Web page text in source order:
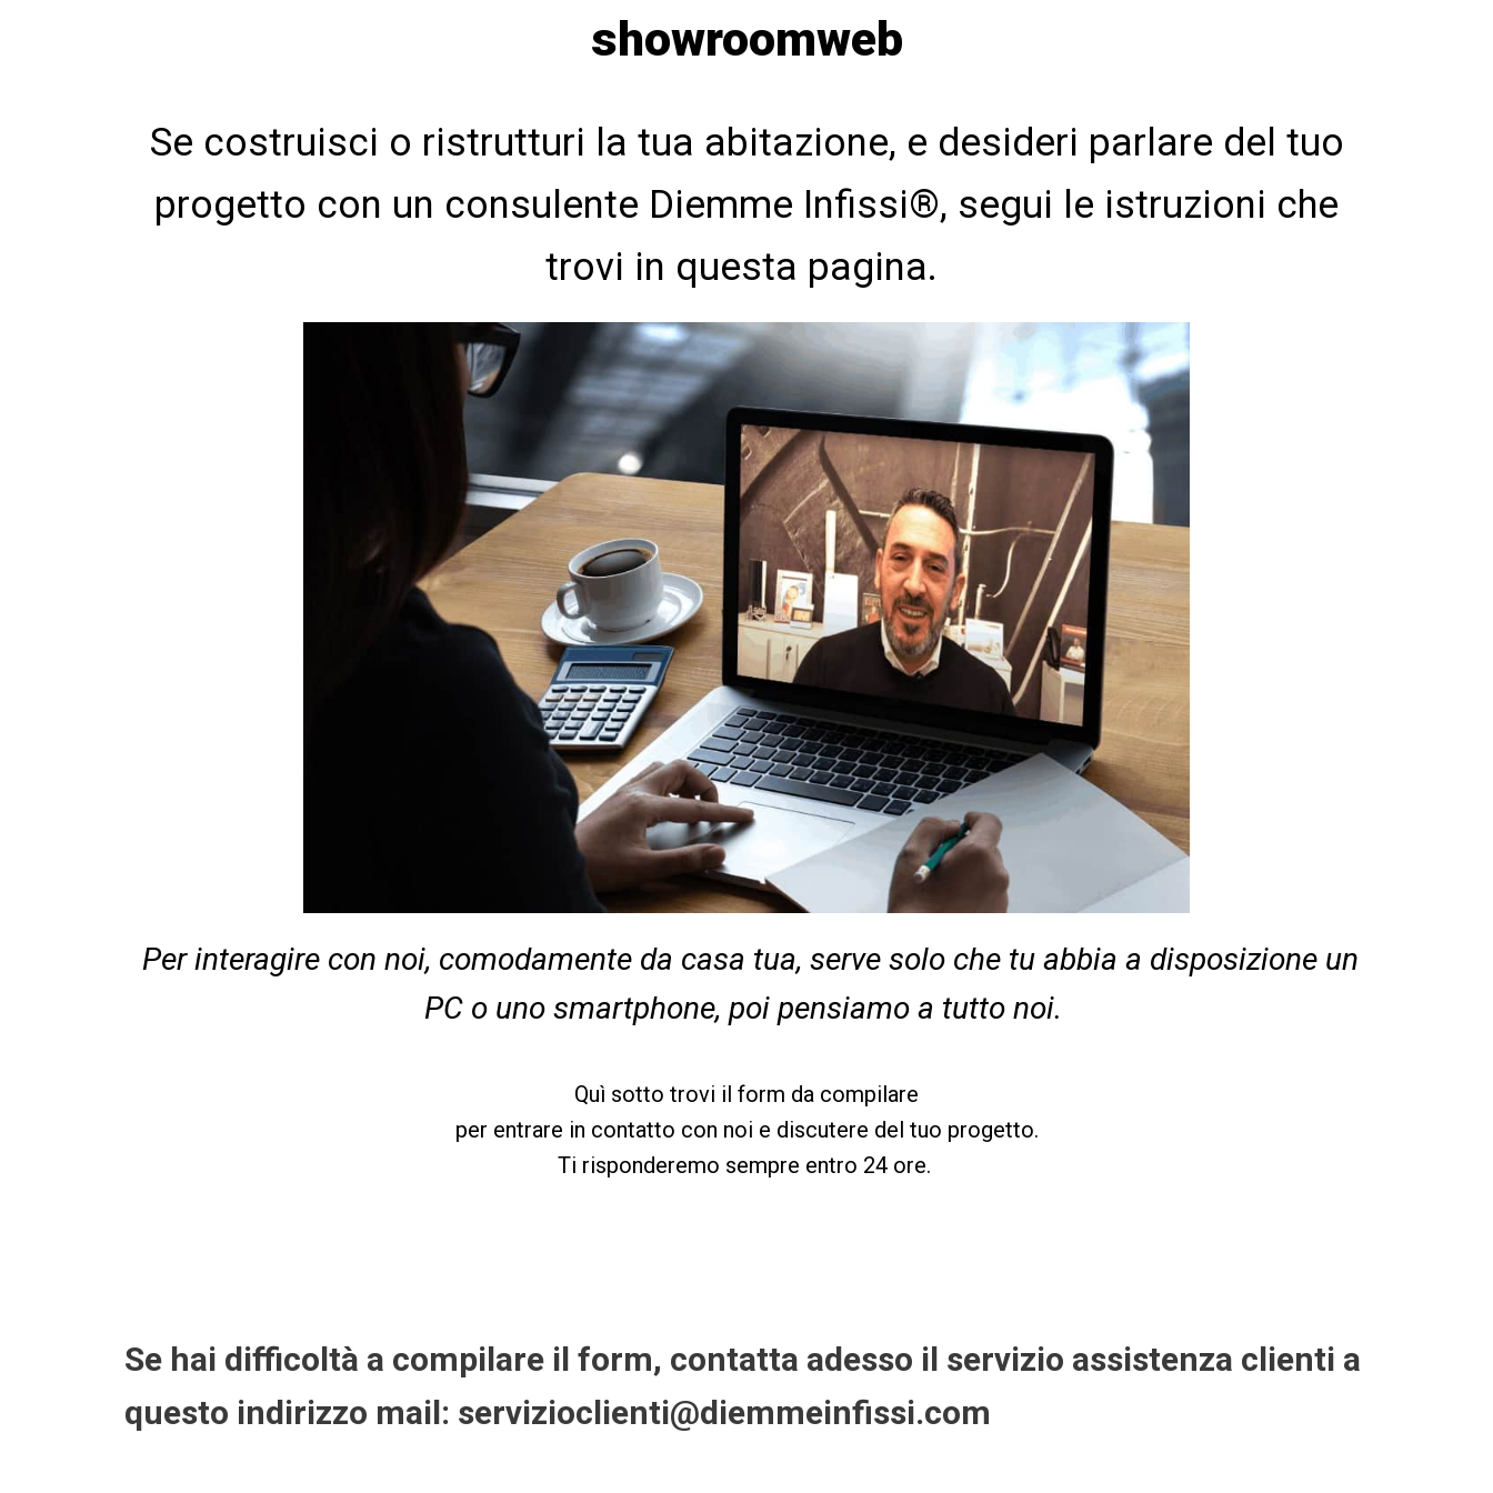
showroomweb
Se costruisci o ristrutturi la tua abitazione, e desideri parlare del tuo
progetto con un consulente Diemme Infissi®, segui le istruzioni che
trovi in questa pagina.
Per interagire con noi, comodamente da casa tua, serve solo che tu abbia a disposizione un
PC o uno smartphone, poi pensiamo a tutto noi.
Quì sotto trovi il form da compilare
per entrare in contatto con noi e discutere del tuo progetto.
Ti risponderemo sempre entro 24 ore.
Se hai difficoltà a compilare il form, contatta adesso il servizio assistenza clienti a
questo indirizzo mail: servizioclienti@diemmeinfissi.com